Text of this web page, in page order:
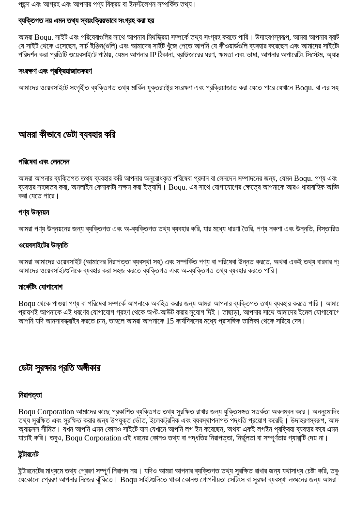
পছন্দ এবং আগ্রহ এবং আপনার পণ্য বিক্রয় বা ইনস্টলেশন সম্পর্কিত তথ্য।
ব্যক্তিগত নয় এমন তথ্য স্বয়ংক্রিয়ভাবে সংগ্রহ করা হয়
আমরা Boqu. সাইট এবং পরিষেবাগুলির সাথে আপনার মিথস্ক্রিয়া সম্পর্কে তথ্য সংগ্রহ করতে পারি। উদাহরণস্বরূপ, আমরা আপনার
যে সাইট থেকে এসেছেন, সার্চ ইঞ্জিন(গুলি) এবং আমাদের সাইট খুঁজে পেতে আপনি যে কীওয়ার্ডগুলি ব্যবহার করেছেন এবং আমাদের
পরিদর্শন করা প্রতিটি ওয়েবসাইটে পাঠায়, যেমন আপনার IP ঠিকানা, ব্রাউজারের ধরণ, ক্ষমতা এবং ভাষা, আপনার অপারেটিং সিস্টেম,
সংরক্ষণ এবং প্রক্রিয়াজাতকরণ
আমাদের ওয়েবসাইটে সংগৃহীত ব্যক্তিগত তথ্য মার্কিন যুক্তরাষ্ট্রে সংরক্ষণ এবং প্রক্রিয়াজাত করা যেতে পারে যেখানে Boqu. বা এর
আমরা কীভাবে ডেটা ব্যবহার করি
পরিষেবা এবং লেনদেন
আমরা আপনার ব্যক্তিগত তথ্য ব্যবহার করি আপনার অনুরোধকৃত পরিষেবা প্রদান বা লেনদেন সম্পাদনের জন্য, যেমন Boqu. পণ্য এবং
ব্যবহার সহজতর করা, অনলাইন কেনাকাটা সক্ষম করা ইত্যাদি। Boqu. এর সাথে যোগাযোগের ক্ষেত্রে আপনাকে আরও ধারাবাহিক
করা যেতে পারে।
পণ্য উন্নয়ন
আমরা পণ্য উন্নয়নের জন্য ব্যক্তিগত এবং অ-ব্যক্তিগত তথ্য ব্যবহার করি, যার মধ্যে ধারণা তৈরি, পণ্য নকশা এবং উন্নতি,
ওয়েবসাইটের উন্নতি
আমরা আমাদের ওয়েবসাইট (আমাদের নিরাপত্তা ব্যবস্থা সহ) এবং সম্পর্কিত পণ্য বা পরিষেবা উন্নত করতে, অথবা একই তথ্য
আমাদের ওয়েবসাইটগুলিকে ব্যবহার করা সহজ করতে ব্যক্তিগত এবং অ-ব্যক্তিগত তথ্য ব্যবহার করতে পারি।
মার্কেটিং যোগাযোগ
Boqu থেকে পাওয়া পণ্য বা পরিষেবা সম্পর্কে আপনাকে অবহিত করার জন্য আমরা আপনার ব্যক্তিগত তথ্য ব্যবহার করতে পারি।
প্রায়শই আপনাকে এই ধরণের যোগাযোগ গ্রহণ থেকে অপ্ট-আউট করার সুযোগ দিই। তাছাড়া, আপনার সাথে আমাদের ইমেল
আপনি যদি আনসাবস্ক্রাইব করতে চান, তাহলে আমরা আপনাকে 15 কার্যদিবসের মধ্যে প্রাসঙ্গিক তালিকা থেকে সরিয়ে দেব।
ডেটা সুরক্ষার প্রতি অঙ্গীকার
নিরাপত্তা
Boqu Corporation আমাদের কাছে প্রকাশিত ব্যক্তিগত তথ্য সুরক্ষিত রাখার জন্য যুক্তিসঙ্গত সতর্কতা অবলম্বন করে। অননুমোদিত
তথ্য সুরক্ষিত এবং সুরক্ষিত করার জন্য উপযুক্ত ভৌত, ইলেকট্রনিক এবং ব্যবস্থাপনাগত পদ্ধতি প্রয়োগ করেছি। উদাহরণস্বরূপ, আমরা
অ্যাক্সেস সীমিত। যখন আপনি এমন কোনও সাইটে যান যেখানে আপনি লগ ইন করেছেন, অথবা একই লগইন প্রক্রিয়া ব্যবহার করে
যাচাই করি। তবুও, Boqu Corporation এই ধরনের কোনও তথ্য বা পদ্ধতির নিরাপত্তা, নির্ভুলতা বা সম্পূর্ণতার গ্যারান্টি দেয় না।
ইন্টারনেট
ইন্টারনেটের মাধ্যমে তথ্য প্রেরণ সম্পূর্ণ নিরাপদ নয়। যদিও আমরা আপনার ব্যক্তিগত তথ্য সুরক্ষিত রাখার জন্য যথাসাধ্য চেষ্টা
যেকোনো প্রেরণ আপনার নিজের ঝুঁকিতে। Boqu সাইটগুলিতে থাকা কোনও গোপনীয়তা সেটিংস বা সুরক্ষা ব্যবস্থা লঙ্ঘনের জন্য আমরা